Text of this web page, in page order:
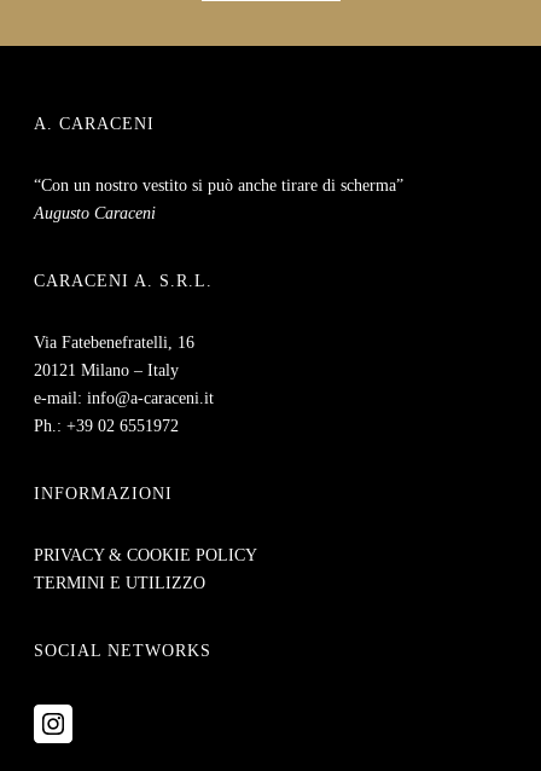
A. CARACENI
“Con un nostro vestito si può anche tirare di scherma”
Augusto Caraceni
CARACENI A. S.R.L.
Via Fatebenefratelli, 16
20121 Milano – Italy
e-mail: info@a-caraceni.it
Ph.: +39 02 6551972
INFORMAZIONI
PRIVACY & COOKIE POLICY
TERMINI E UTILIZZO
SOCIAL NETWORKS